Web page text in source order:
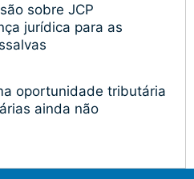
sobre JCP
jurídica para as
oportunidade tributária
ainda não